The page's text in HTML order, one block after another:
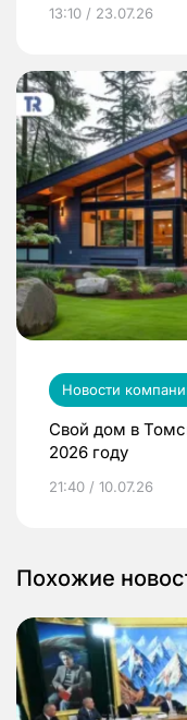
13:10 / 23.07.26
Новости
Свой дом в
2026 году
21:40 / 10.07.26
Похожие